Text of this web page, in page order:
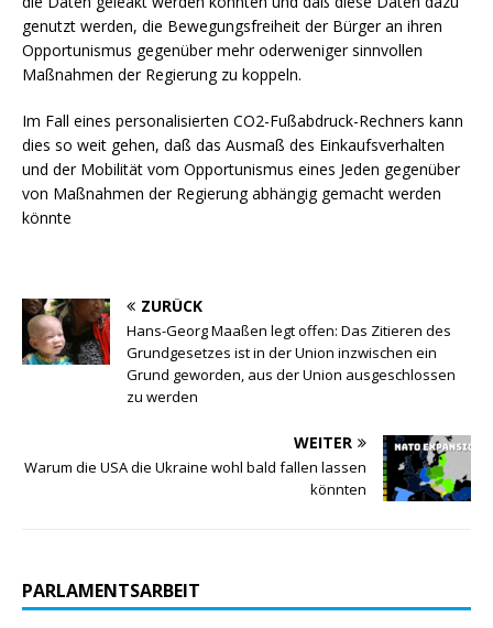
genutzt werden, die Bewegungsfreiheit der Bürger an ihren
Opportunismus gegenüber mehr oderweniger sinnvollen
Maßnahmen der Regierung zu koppeln.
Im Fall eines personalisierten CO2-Fußabdruck-Rechners kann
dies so weit gehen, daß das Ausmaß des Einkaufsverhalten
und der Mobilität vom Opportunismus eines Jeden gegenüber
von Maßnahmen der Regierung abhängig gemacht werden
könnte
ZURÜCK
Hans-Georg Maaßen legt offen: Das Zitieren des
Grundgesetzes ist in der Union inzwischen ein
Grund geworden, aus der Union ausgeschlossen
zu werden
WEITER
Warum die USA die Ukraine wohl bald fallen lassen
könnten
PARLAMENTSARBEIT